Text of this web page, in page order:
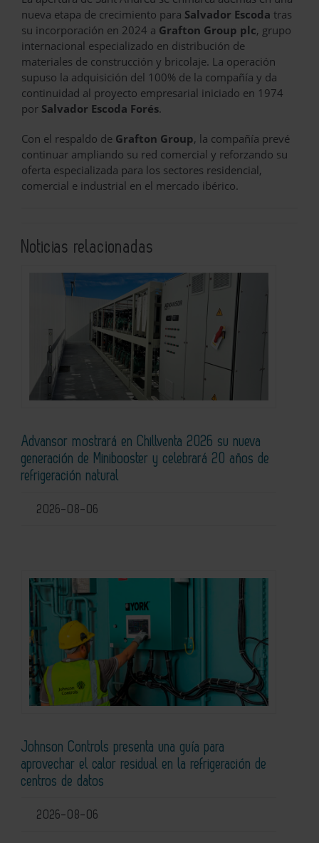
nueva etapa de crecimiento para Salvador Escoda tras
su incorporación en 2024 a Grafton Group plc, grupo
internacional especializado en distribución de
materiales de construcción y bricolaje. La operación
supuso la adquisición del 100% de la compañía y da
continuidad al proyecto empresarial iniciado en 1974
por Salvador Escoda Forés.
Con el respaldo de Grafton Group, la compañía prevé
continuar ampliando su red comercial y reforzando su
oferta especializada para los sectores residencial,
comercial e industrial en el mercado ibérico.
Noticias relacionadas
Advansor mostrará en Chillventa 2026 su nueva
generación de Minibooster y celebrará 20 años de
refrigeración natural
2026-08-06
Johnson Controls presenta una guía para
aprovechar el calor residual en la refrigeración de
centros de datos
2026-08-06